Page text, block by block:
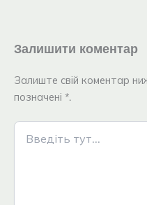
Залишити коментар
Залиште свій коментар
позначені *.
Введіть
тут...